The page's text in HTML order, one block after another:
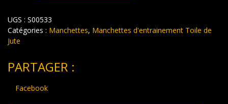
en
toile
de
UGS : S00533
Catégories : Manchettes, Manchettes d'entrainement Toile de
Jute
PARTAGER :
Facebook